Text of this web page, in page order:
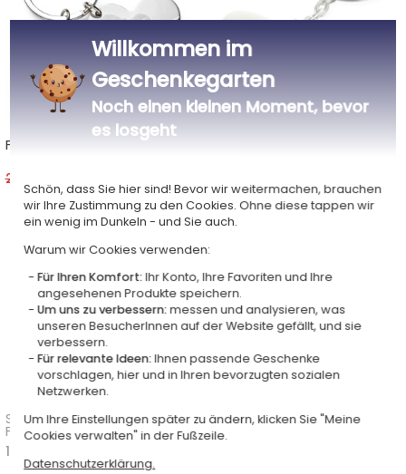
Foto-Anhänger mit 2 Herzen
20,90 €
Schlüsselanhänger mit
Fotogravur - love in the
pocket
16,90 €
Schlüsselanhänger mit
Fotogravur Rechteckig
Willkommen im
Geschenkegarten
Noch einen kleinen Moment, bevor
es losgeht
Schön, dass Sie hier sind! Bevor wir weitermachen, brauchen
wir Ihre Zustimmung zu den Cookies. Ohne diese tappen wir
ein wenig im Dunkeln - und Sie auch.
Warum wir Cookies verwenden:
Für Ihren Komfort:Ihr Konto, Ihre Favoriten und Ihre
angesehenen Produkte speichern.
Um uns zu verbessern:messen und analysieren, was
unseren BesucherInnen auf der Website gefällt, und sie
verbessern.
Für relevante Ideen:Ihnen passende Geschenke
vorschlagen, hier und in Ihren bevorzugten sozialen
Netzwerken.
Um Ihre Einstellungen später zu ändern, klicken Sie "Meine
Cookies verwalten" in der Fußzeile.
Datenschutzerklärung.